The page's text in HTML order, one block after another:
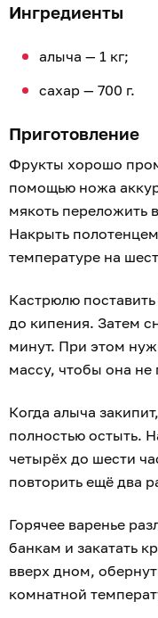
Ингредиенты
алыча — 1 кг;
сахар — 700 г.
Приготовление
Фрукты хорошо
помощью ножа
мякоть переложить
Накрыть
температуре на
Кастрюлю
до кипения. Затем
минут. При этом
массу, чтобы она не
Когда алыча
полностью остыть.
четырёх до шести
повторить ещё два
Горячее варенье
банкам и закатать
вверх дном,
комнатной